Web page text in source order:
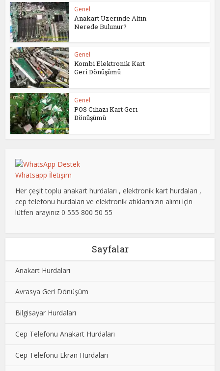
Genel
Anakart Üzerinde Altın
Nerede Bulunur?
Genel
Kombi Elektronik Kart
Geri Dönüşümü
Genel
POS Cihazı Kart Geri
Dönüşümü
Whatsapp İletişim
Her çeşit toplu anakart hurdaları , elektronik kart hurdaları ,
cep telefonu hurdaları ve elektronik atıklarınızın alımı için
lütfen arayınız 0 555 800 50 55
Sayfalar
Anakart Hurdaları
Avrasya Geri Dönüşüm
Bilgisayar Hurdaları
Cep Telefonu Anakart Hurdaları
Cep Telefonu Ekran Hurdaları